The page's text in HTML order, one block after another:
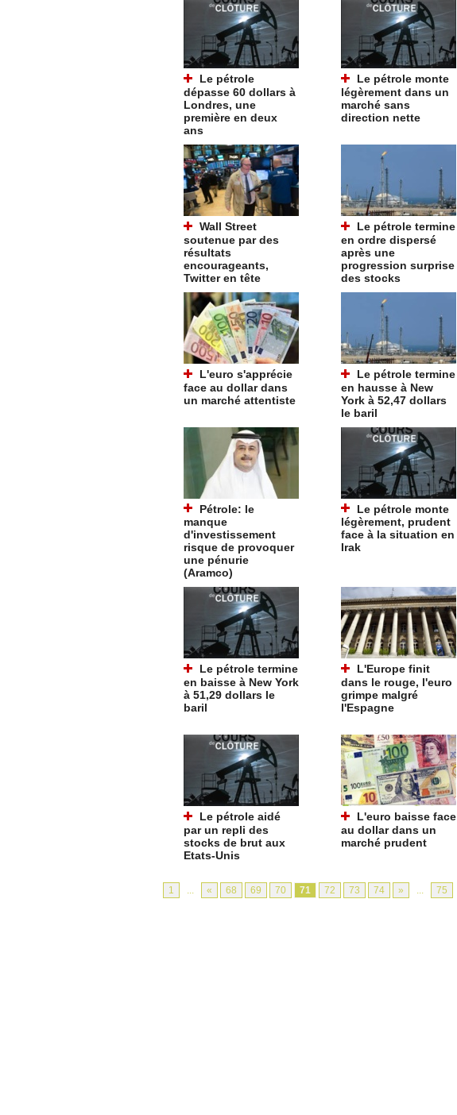
Le pétrole
dépasse 60 dollars à
Londres, une
première en deux
ans
Le pétrole monte
légèrement dans un
marché sans
direction nette
Wall Street
soutenue par des
résultats
encourageants,
Twitter en tête
Le pétrole termine
en ordre dispersé
après une
progression surprise
des stocks
L'euro s'apprécie
face au dollar dans
un marché attentiste
Le pétrole termine
en hausse à New
York à 52,47 dollars
le baril
Pétrole: le
manque
d'investissement
risque de provoquer
une pénurie
(Aramco)
Le pétrole monte
légèrement, prudent
face à la situation en
Irak
Le pétrole termine
en baisse à New York
à 51,29 dollars le
baril
L'Europe finit
dans le rouge, l'euro
grimpe malgré
l'Espagne
Le pétrole aidé
par un repli des
stocks de brut aux
Etats-Unis
L'euro baisse face
au dollar dans un
marché prudent
1 ... « 68 69 70 71 72 73 74 » ... 75